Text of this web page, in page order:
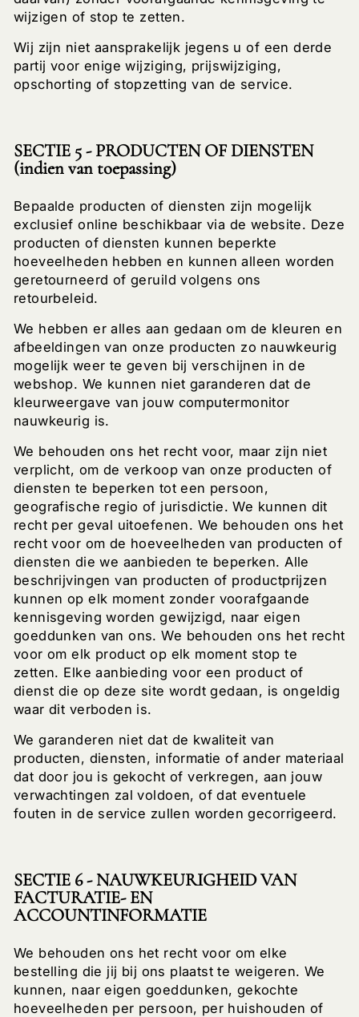
wijzigen of stop te zetten.
Wij zijn niet aansprakelijk jegens u of een derde
partij voor enige wijziging, prijswijziging,
opschorting of stopzetting van de service.
SECTIE 5 - PRODUCTEN OF DIENSTEN
(indien van toepassing)
Bepaalde producten of diensten zijn mogelijk
exclusief online beschikbaar via de website. Deze
producten of diensten kunnen beperkte
hoeveelheden hebben en kunnen alleen worden
geretourneerd of geruild volgens ons
retourbeleid.
We hebben er alles aan gedaan om de kleuren en
afbeeldingen van onze producten zo nauwkeurig
mogelijk weer te geven bij verschijnen in de
webshop. We kunnen niet garanderen dat de
kleurweergave van jouw computermonitor
nauwkeurig is.
We behouden ons het recht voor, maar zijn niet
verplicht, om de verkoop van onze producten of
diensten te beperken tot een persoon,
geografische regio of jurisdictie. We kunnen dit
recht per geval uitoefenen. We behouden ons het
recht voor om de hoeveelheden van producten of
diensten die we aanbieden te beperken. Alle
beschrijvingen van producten of productprijzen
kunnen op elk moment zonder voorafgaande
kennisgeving worden gewijzigd, naar eigen
goeddunken van ons. We behouden ons het recht
voor om elk product op elk moment stop te
zetten. Elke aanbieding voor een product of
dienst die op deze site wordt gedaan, is ongeldig
waar dit verboden is.
We garanderen niet dat de kwaliteit van
producten, diensten, informatie of ander materiaal
dat door jou is gekocht of verkregen, aan jouw
verwachtingen zal voldoen, of dat eventuele
fouten in de service zullen worden gecorrigeerd.
SECTIE 6 - NAUWKEURIGHEID VAN
FACTURATIE- EN
ACCOUNTINFORMATIE
We behouden ons het recht voor om elke
bestelling die jij bij ons plaatst te weigeren. We
kunnen, naar eigen goeddunken, gekochte
hoeveelheden per persoon, per huishouden of